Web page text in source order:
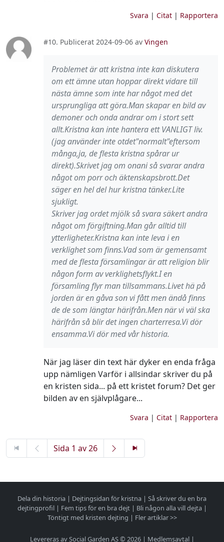
Svara | Citat| Rapportera
#10. Publicerat 2024-09-06 av Vingen
Problemet är att kristna inte kan diskutera
om ett ämne utan hoppar direkt vidare till
nästa ämne som inte har något med det
ursprungliga att göra.Man skapar en bild av
demoner och onda andrar om i stort sett
allt.Kristna kan inte hantera ett VANLIGT liv.
(jag använder inte otdet"normalt"eftersom
många,ja, de flesta kristna spårar ur
direkt).Skrivet jag om onani så svarar andra
något om porr och äktenskapsbrott.Det
säger en hel del hur kristna tänker.Lite
sjukligt.
Skriver jag ordet mjölk så svara säkert andra
något om förgiftning.Man går alltid till
ytterligheter.Kristna kan inte leva i en
verklighet som finns.Vad som är gemensamt
med de flesta församlingar är att religion blir
någon form av verklighetsflykt.I en
församling flyr man tillsammans.Livet hä på
jorden är en gåva son vi fått men ändå finns
de de som längtar härifrån.Men när vi väl ska
härifrån så blir det ingen charterresa.Vi dör
ensamma.Vi dör med vår historia.
När jag läser din text här dyker en enda fråga
upp nämligen Varför i allsindar skriver du på
en kristen sida... på ett kristet forum? Det ger
bilden av en självplågare...
Svara | Citat| Rapportera
Sida 1 av 26
Dela din historia | Dejtingsidan för kristna | Så skriver du en bra
dejtingprofil| Fem tips för en bra dejt| Bli någon alla vill dejta |
Töntigt med kristen dejting | Fler artiklar >>
Levereras av Social Garden AS © 2026 | Medlemsavtal|